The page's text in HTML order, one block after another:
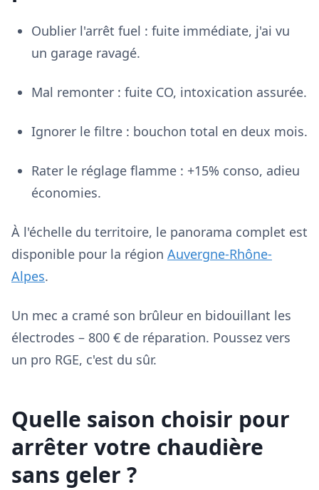
Oublier l'arrêt fuel : fuite immédiate, j'ai vu
un garage ravagé.
Mal remonter : fuite CO, intoxication assurée.
Ignorer le filtre : bouchon total en deux mois.
Rater le réglage flamme : +15% conso, adieu
économies.
À l'échelle du territoire, le panorama complet est
disponible pour la région Auvergne-Rhône-
Alpes.
Un mec a cramé son brûleur en bidouillant les
électrodes – 800 € de réparation. Poussez vers
un pro RGE, c'est du sûr.
Quelle saison choisir pour
arrêter votre chaudière
sans geler ?